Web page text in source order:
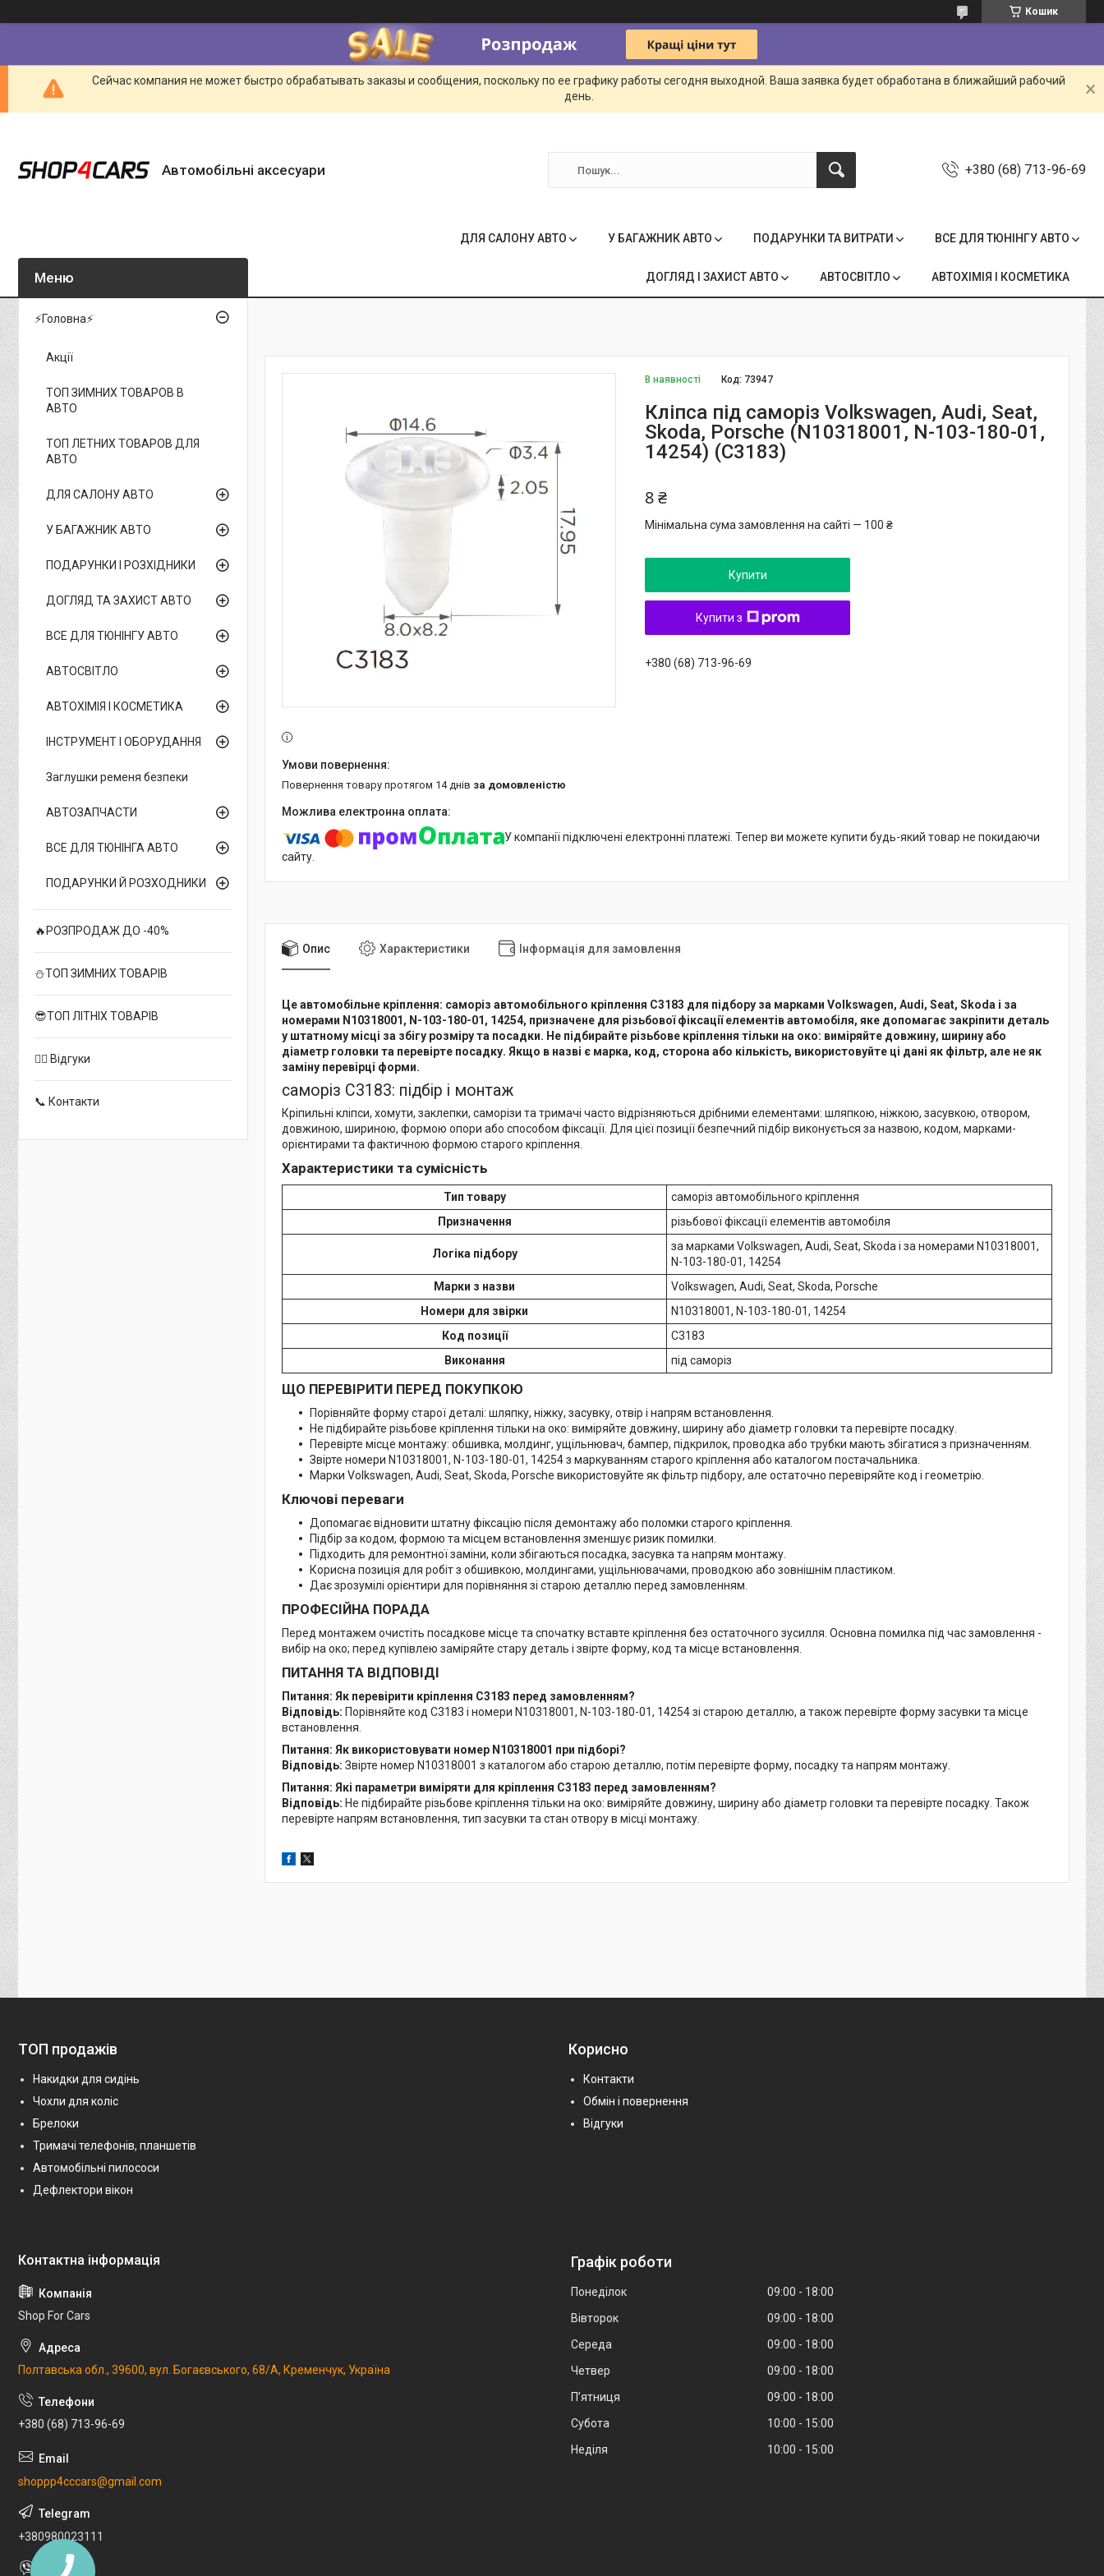
Кошик
Сейчас компания не может быстро обрабатывать заказы и сообщения, поскольку по ее графику работы сегодня выходной. Ваша заявка будет обработана в ближайший рабочий
день.
Автомобільні аксесуари +380 (68) 713-96-69
ДЛЯ САЛОНУ АВТО У БАГАЖНИК АВТО ПОДАРУНКИ ТА ВИТРАТИ ВСЕ ДЛЯ ТЮНІНГУ АВТО
ДОГЛЯД І ЗАХИСТ АВТО АВТОСВІТЛО АВТОХІМІЯ І КОСМЕТИКА
В наявності Код: 73947
Кліпса під саморіз Volkswagen, Audi, Seat,
Skoda, Porsche (N10318001, N-103-180-01,
14254) (C3183)
8 ₴
Мінімальна сума замовлення на сайті — 100 ₴
Купити
Купити з
+380 (68) 713-96-69
повернення товару протягом 14 днів за домовленістю
У компанії підключені електронні платежі. Тепер ви можете купити будь-який товар не покидаючи
сайту.
Опис Характеристики Інформація для замовлення
Це автомобільне кріплення: саморіз автомобільного кріплення C3183 для підбору за марками Volkswagen, Audi, Seat, Skoda і за
номерами N10318001, N-103-180-01, 14254, призначене для різьбової фіксації елементів автомобіля, яке допомагає закріпити деталь
у штатному місці за збігу розміру та посадки. Не підбирайте різьбове кріплення тільки на око: виміряйте довжину, ширину або
діаметр головки та перевірте посадку. Якщо в назві є марка, код, сторона або кількість, використовуйте ці дані як фільтр, але не як
заміну перевірці форми.
саморіз C3183: підбір і монтаж
Кріпильні кліпси, хомути, заклепки, саморізи та тримачі часто відрізняються дрібними елементами: шляпкою, ніжкою, засувкою, отвором,
довжиною, шириною, формою опори або способом фіксації. Для цієї позиції безпечний підбір виконується за назвою, кодом, марками-
орієнтирами та фактичною формою старого кріплення.
Характеристики та сумісність
Тип товару
саморіз автомобільного кріплення
Призначення
різьбової фіксації елементів автомобіля
Логіка підбору
за марками Volkswagen, Audi, Seat, Skoda і за номерами N10318001,
N-103-180-01, 14254
Марки з назви
Volkswagen, Audi, Seat, Skoda, Porsche
Номери для звірки
N10318001, N-103-180-01, 14254
Код позиції
C3183
Виконання
під саморіз
ЩО ПЕРЕВІРИТИ ПЕРЕД ПОКУПКОЮ
Порівняйте форму старої деталі: шляпку, ніжку, засувку, отвір і напрям встановлення.
Не підбирайте різьбове кріплення тільки на око: виміряйте довжину, ширину або діаметр головки та перевірте посадку.
Перевірте місце монтажу: обшивка, молдинг, ущільнювач, бампер, підкрилок, проводка або трубки мають збігатися з призначенням.
Звірте номери N10318001, N-103-180-01, 14254 з маркуванням старого кріплення або каталогом постачальника.
Марки Volkswagen, Audi, Seat, Skoda, Porsche використовуйте як фільтр підбору, але остаточно перевіряйте код і геометрію.
Ключові переваги
Допомагає відновити штатну фіксацію після демонтажу або поломки старого кріплення.
Підбір за кодом, формою та місцем встановлення зменшує ризик помилки.
Підходить для ремонтної заміни, коли збігаються посадка, засувка та напрям монтажу.
Корисна позиція для робіт з обшивкою, молдингами, ущільнювачами, проводкою або зовнішнім пластиком.
Дає зрозумілі орієнтири для порівняння зі старою деталлю перед замовленням.
ПРОФЕСІЙНА ПОРАДА
Перед монтажем очистіть посадкове місце та спочатку вставте кріплення без остаточного зусилля. Основна помилка під час замовлення -
вибір на око; перед купівлею заміряйте стару деталь і звірте форму, код та місце встановлення.
ПИТАННЯ ТА ВІДПОВІДІ
Питання: Як перевірити кріплення C3183 перед замовленням?
Відповідь: Порівняйте код C3183 і номери N10318001, N-103-180-01, 14254 зі старою деталлю, а також перевірте форму засувки та місце
встановлення.
Питання: Як використовувати номер N10318001 при підборі?
Відповідь: Звірте номер N10318001 з каталогом або старою деталлю, потім перевірте форму, посадку та напрям монтажу.
Питання: Які параметри виміряти для кріплення C3183 перед замовленням?
Відповідь: Не підбирайте різьбове кріплення тільки на око: виміряйте довжину, ширину або діаметр головки та перевірте посадку. Також
перевірте напрям встановлення, тип засувки та стан отвору в місці монтажу.
⚡Головна⚡
Акції
ТОП ЗИМНИХ ТОВАРОВ В
АВТО
ТОП ЛЕТНИХ ТОВАРОВ ДЛЯ
АВТО
ДЛЯ САЛОНУ АВТО
У БАГАЖНИК АВТО
ПОДАРУНКИ І РОЗХІДНИКИ
ДОГЛЯД ТА ЗАХИСТ АВТО
ВСЕ ДЛЯ ТЮНІНГУ АВТО
АВТОСВІТЛО
АВТОХІМІЯ І КОСМЕТИКА
ІНСТРУМЕНТ І ОБОРУДАННЯ
Заглушки ременя безпеки
АВТОЗАПЧАСТИ
ВСЕ ДЛЯ ТЮНІНГА АВТО
ПОДАРУНКИ Й РОЗХОДНИКИ
🔥РОЗПРОДАЖ ДО -40%
⛄ТОП ЗИМНИХ ТОВАРІВ
😎ТОП ЛІТНІХ ТОВАРІВ
✍🏻 Відгуки
📞 Контакти
ТОП продажів
Накидки для сидінь
Чохли для коліс
Брелоки
Тримачі телефонів, планшетів
Автомобільні пилососи
Дефлектори вікон
Корисно
Контакти
Обмін і повернення
Відгуки
Shop For Cars
Полтавська обл., 39600, вул. Богаєвського, 68/А, Кременчук, Україна
+380 (68) 713-96-69
shoppp4cccars@gmail.com
+380980023111
Графік роботи
Понеділок 09:00
18:00
Вівторок
09:00
18:00
Середа
09:00
18:00
Четвер
09:00
18:00
Пʼятниця
09:00
18:00
Субота
10:00
15:00
Неділя
10:00 15:00